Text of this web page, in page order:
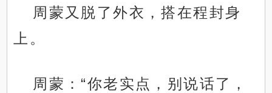
周蒙又脱了外衣，搭在程封身
上。
周蒙：“你老实点，别说话了，